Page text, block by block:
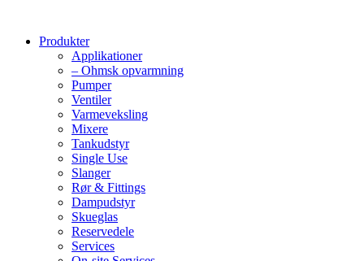
Produkter
Applikationer
– Ohmsk opvarmning
Pumper
Ventiler
Varmeveksling
Mixere
Tankudstyr
Single Use
Slanger
Rør & Fittings
Dampudstyr
Skueglas
Reservedele
Services